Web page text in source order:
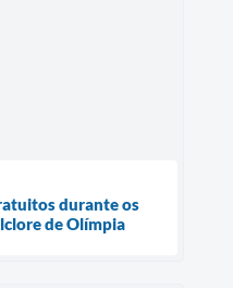
durante os
de Olímpia